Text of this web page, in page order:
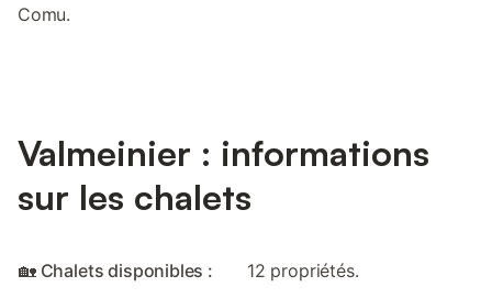
Comu.
Valmeinier : informations
sur les chalets
🏡 Chalets disponibles : 12 propriétés.